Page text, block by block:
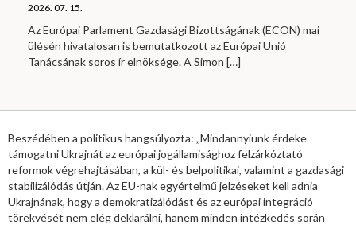
2026. 07. 15.
Az Európai Parlament Gazdasági Bizottságának (ECON) mai
ülésén hivatalosan is bemutatkozott az Európai Unió
Tanácsának soros ír elnöksége. A Simon […]
Beszédében a politikus hangsúlyozta: „Mindannyiunk érdeke
támogatni Ukrajnát az európai jogállamisághoz felzárkóztató
reformok végrehajtásában, a kül- és belpolitikai, valamint a gazdasági
stabilizálódás útján. Az EU-nak egyértelmű jelzéseket kell adnia
Ukrajnának, hogy a demokratizálódást és az európai integráció
törekvését nem elég deklarálni, hanem minden intézkedés során